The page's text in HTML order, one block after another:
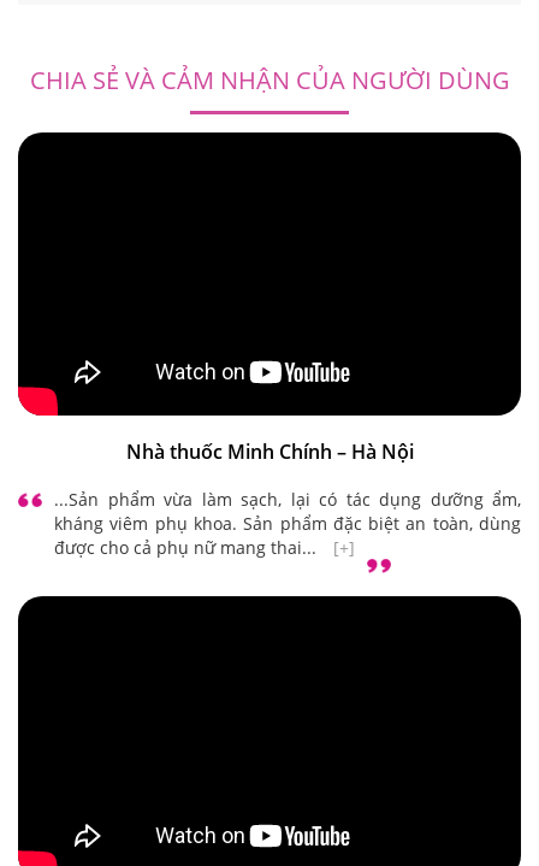
CHIA SẺ VÀ CẢM NHẬN CỦA NGƯỜI DÙNG
Nhà thuốc Minh Chính – Hà Nội
...Sản phẩm vừa làm sạch, lại có tác dụng dưỡng ẩm,
kháng viêm phụ khoa. Sản phẩm đặc biệt an toàn, dùng
được cho cả phụ nữ mang thai...
[+]